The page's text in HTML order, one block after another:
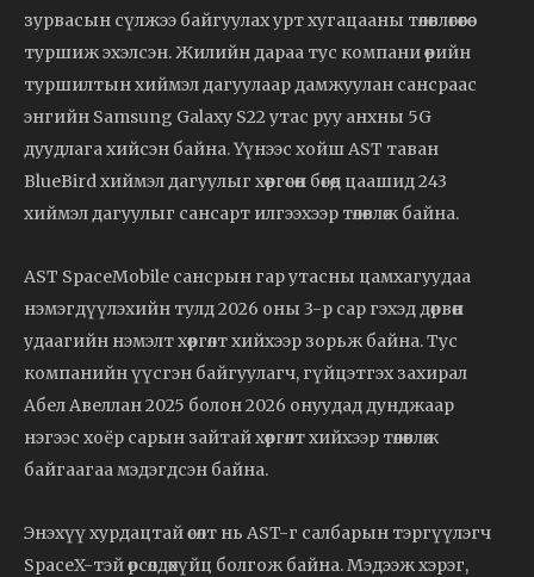
зурвасын сүлжээ байгуулах урт хугацааны төлөвлөгөөгөө
туршиж эхэлсэн. Жилийн дараа тус компани өөрийн
туршилтын хиймэл дагуулаар дамжуулан сансраас
энгийн Samsung Galaxy S22 утас руу анхны 5G
дуудлага хийсэн байна. Үүнээс хойш AST таван
BlueBird хиймэл дагуулыг хөөргөсөн бөгөөд цаашид 243
хиймэл дагуулыг сансарт илгээхээр төлөвлөж байна.
AST SpaceMobile сансрын гар утасны цамхагуудаа
нэмэгдүүлэхийн тулд 2026 оны 3-р сар гэхэд дөрвөн
удаагийн нэмэлт хөөргөлт хийхээр зорьж байна. Тус
компанийн үүсгэн байгуулагч, гүйцэтгэх захирал
Абел Авеллан 2025 болон 2026 онуудад дунджаар
нэгээс хоёр сарын зайтай хөөргөлт хийхээр төлөвлөж
байгаагаа мэдэгдсэн байна.
Энэхүү хурдацтай өсөлт нь AST-г салбарын тэргүүлэгч
SpaceX-тэй өрсөлдөхүйц болгож байна. Мэдээж хэрэг,